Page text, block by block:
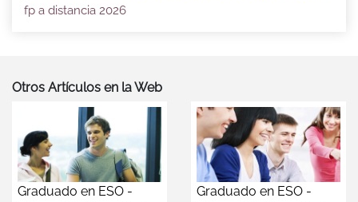
fp a distancia 2026
Otros Artículos en la Web
Graduado en ESO -
Graduado en ESO -